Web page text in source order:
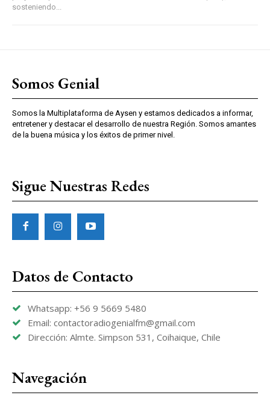
sosteniendo...
Somos Genial
Somos la Multiplataforma de Aysen y estamos dedicados a informar,
entretener y destacar el desarrollo de nuestra Región. Somos amantes
de la buena música y los éxitos de primer nivel.
Sigue Nuestras Redes
Datos de Contacto
Whatsapp: +56 9 5669 5480
Email: contactoradiogenialfm@gmail.com
Dirección: Almte. Simpson 531, Coihaique, Chile
Navegación